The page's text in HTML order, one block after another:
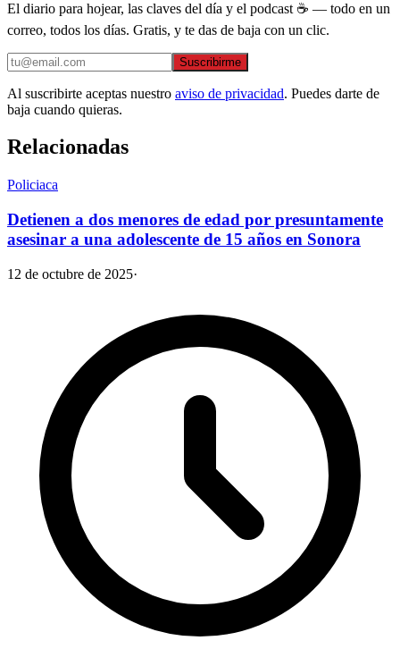
El diario para hojear, las claves del día y el podcast ☕ — todo en un
correo, todos los días. Gratis, y te das de baja con un clic.
Suscribirme
Al suscribirte aceptas nuestro aviso de privacidad. Puedes darte de
baja cuando quieras.
Relacionadas
Policiaca
Detienen a dos menores de edad por presuntamente
asesinar a una adolescente de 15 años en Sonora
12 de octubre de 2025·